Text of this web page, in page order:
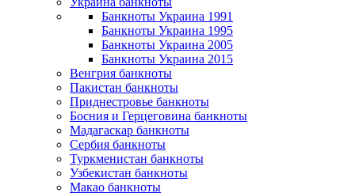
Банкноты Украина 1991
Банкноты Украина 1995
Банкноты Украина 2005
Банкноты Украина 2015
Венгрия банкноты
Пакистан банкноты
Приднестровье банкноты
Босния и Герцеговина банкноты
Мадагаскар банкноты
Сербия банкноты
Туркменистан банкноты
Узбекистан банкноты
Макао банкноты